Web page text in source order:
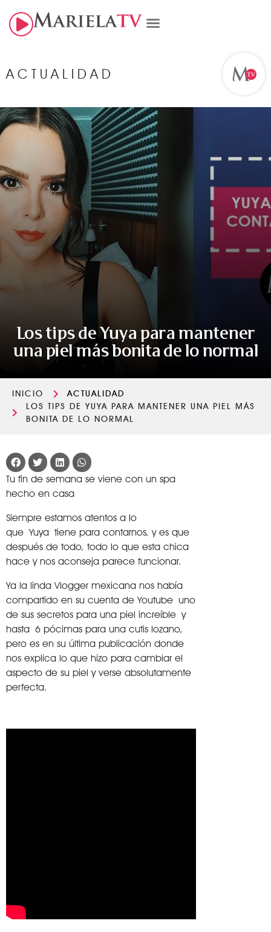
ACTUALIDAD
Los tips de Yuya para mantener
una piel más bonita de lo normal
INICIO
ACTUALIDAD
LOS TIPS DE YUYA PARA MANTENER UNA PIEL MÁS
BONITA DE LO NORMAL
Tu fin de semana se viene con un spa
hecho en casa
Siempre estamos atentos a lo
que Yuya tiene para contarnos, y es que
después de todo, todo lo que esta chica
hace y nos aconseja parece funcionar.
Ya la linda Vlogger mexicana nos había
compartido en su cuenta de Youtube uno
de sus secretos para una piel increíble y
hasta 6 pócimas para una cutis lozano,
pero es en su última publicación donde
nos explica lo que hizo para cambiar el
aspecto de su piel y verse absolutamente
perfecta.